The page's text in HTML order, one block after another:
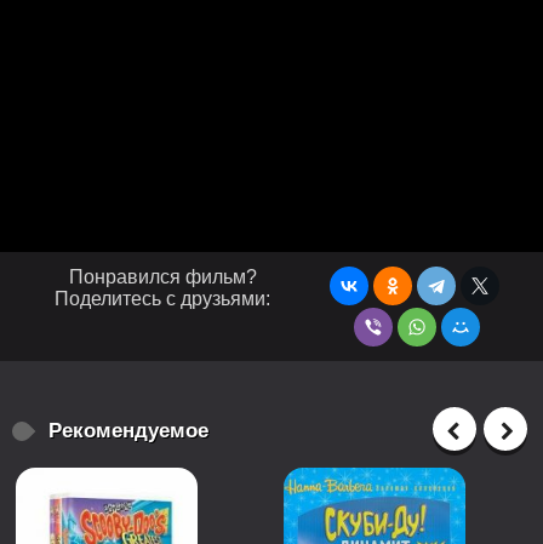
Понравился фильм?
Поделитесь с друзьями:
Рекомендуемое